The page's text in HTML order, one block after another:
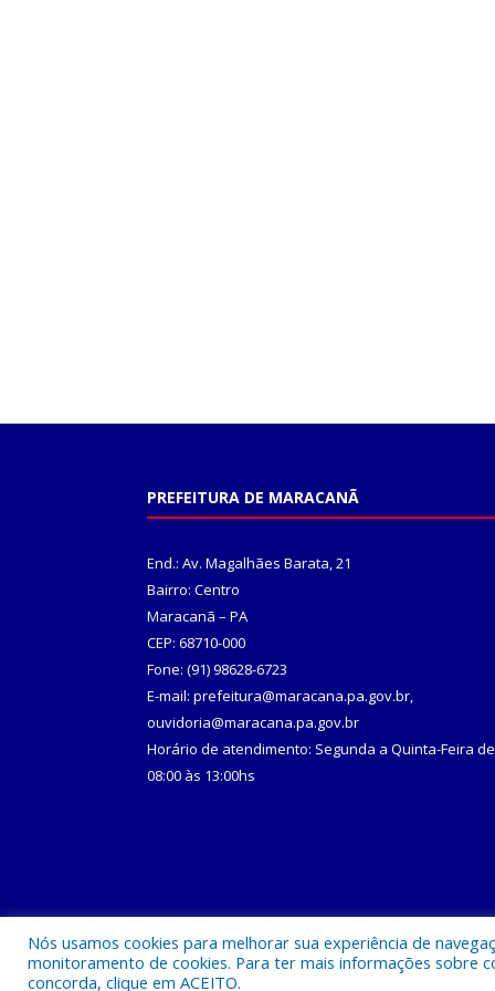
PREFEITURA DE MARACANÃ
End.: Av. Magalhães Barata, 21
Bairro: Centro
Maracanã – PA
CEP: 68710-000
Fone: (91) 98628-6723
E-mail: prefeitura@maracana.pa.gov.br,
ouvidoria@maracana.pa.gov.br
Horário de atendimento: Segunda a Quinta-Feira de
08:00 às 13:00hs
Todos os direitos reservados a Prefeitura
Nós usamos cookies para melhorar sua experiência de
monitoramento de cookies. Para ter mais informações sobre
concorda, clique em ACEITO.